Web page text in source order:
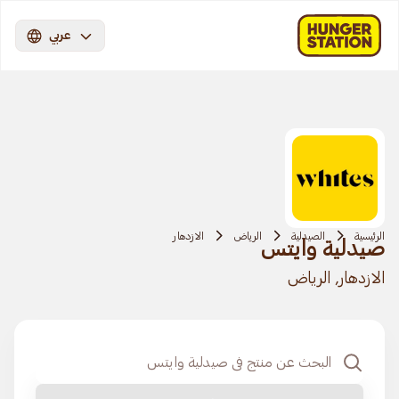
عربي
الرئيسية الصيدلية الرياض الازدهار
صيدلية وايتس
الازدهار, الرياض